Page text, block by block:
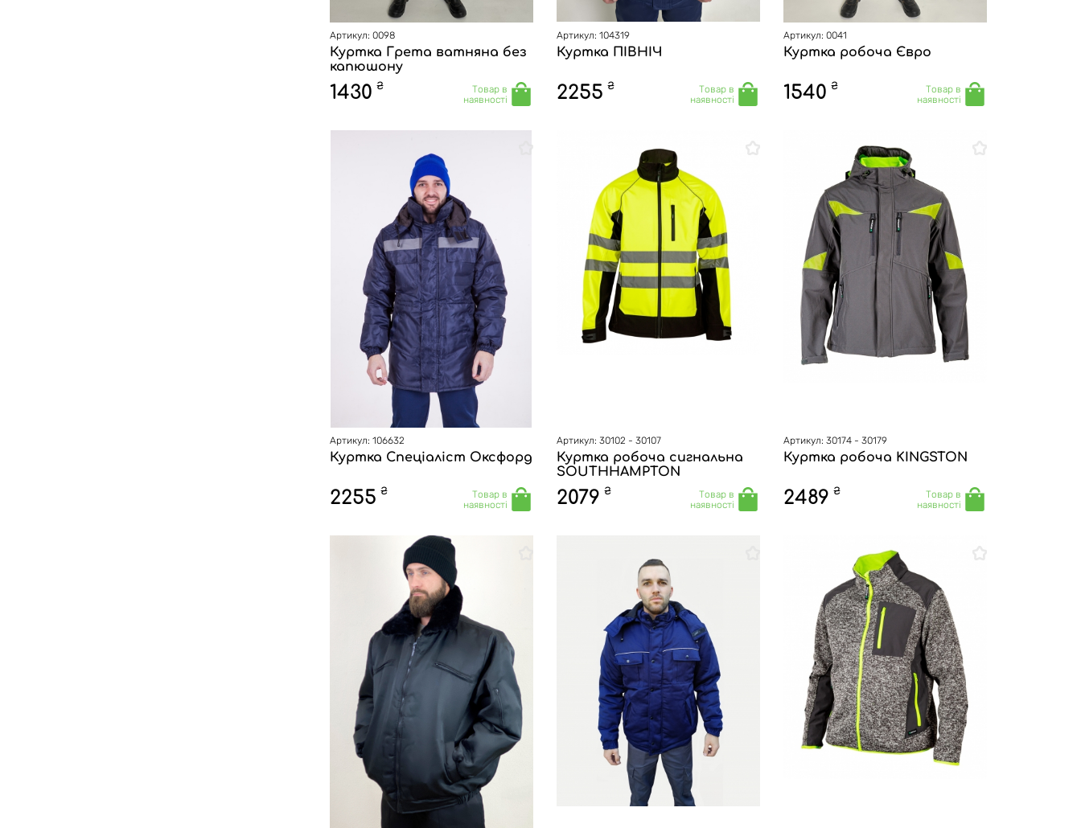
Артикул: 0098
Куртка Грета ватняна без
капюшону
1430 ₴
Товар в
наявності
Артикул: 104319
Куртка ПІВНІЧ
2255 ₴
Товар в
наявності
Артикул: 0041
Куртка робоча Євро
1540 ₴
Товар в
наявності
Артикул: 106632
Куртка Спеціаліст Оксфорд
2255 ₴
Товар в
наявності
Артикул: 30102 - 30107
Куртка робоча сигнальна
SOUTHHAMPTON
2079 ₴
Товар в
наявності
Артикул: 30174 - 30179
Куртка робоча KINGSTON
2489 ₴
Товар в
наявності